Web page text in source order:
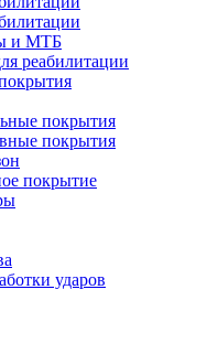
и МТБ
реабилитации
покрытия
покрытия
покрытие
ударов